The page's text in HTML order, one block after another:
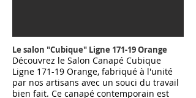
Le salon "Cubique" Ligne 171-19Orange
Découvrez le Salon Canapé Cubique
Ligne 171-19 Orange, fabriqué à l'unité
par nos artisans avec un souci du travail
bien fait. Ce canapé contemporain est